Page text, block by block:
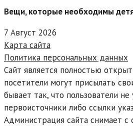
Вещи, которые необходимы
7 Август 2026
Карта сайта
Политика персональных данных
Сайт является полностью
посетители могут присылать
бывает так, что пользователи
первоисточники либо ссылки
Администрация сайта снимает с